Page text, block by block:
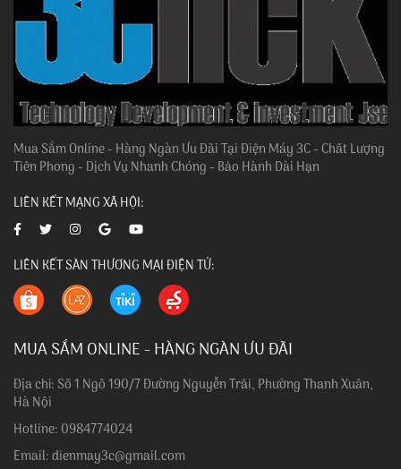
Mua Sắm Online - Hàng Ngàn Ưu Đãi Tại Điện Máy 3C - Chất Lượng
Tiên Phong - Dịch Vụ Nhanh Chóng - Bảo Hành Dài Hạn
LIÊN KẾT MẠNG XÃ HỘI:
LIÊN KẾT SÀN THƯƠNG MẠI ĐIỆN TỬ:
MUA SẮM ONLINE - HÀNG NGÀN ƯU ĐÃI
Địa chỉ: Số 1 Ngõ 190/7 Đường Nguyễn Trãi, Phường Thanh Xuân,
Hà Nội
Hotline: 0984774024
Email: dienmay3c@gmail.com